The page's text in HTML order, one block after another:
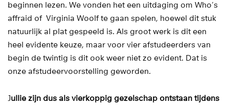
beginnen lezen. We vonden het een uitdaging om Who’s
affraid of Virginia Woolf te gaan spelen, hoewel dit stuk
natuurlijk al plat gespeeld is. Als groot werk is dit een
heel evidente keuze, maar voor vier afstudeerders van
begin de twintig is dit ook weer niet zo evident. Dat is
onze afstudeervoorstelling geworden.
Jullie zijn dus als vierkoppig gezelschap ontstaan tijdens